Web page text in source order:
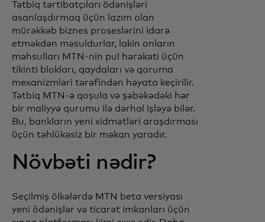
Tətbiq tərtibatçıları ödənişləri
asanlaşdırmaq üçün lazım olan
mürəkkəb biznes proseslərini idarə
etməkdən məsuldurlar, lakin onların
məhsulları MTN-nin pul hərəkəti üçün
tikinti blokları, qaydaları və qoruma
mexanizmləri tərəfindən həyata keçirilir.
Tətbiq MTN-ə qoşula və şəbəkədəki hər
bir maliyyə qurumu ilə dərhal işləyə bilər.
Bu, bankların yeni xidmətləri araşdırması
üçün təhlükəsiz bir məkan yaradır.
Növbəti nədir?
Seçilmiş ölkələrdə MTN beta versiyası
yeni ödənişlər və ticarət imkanları üçün